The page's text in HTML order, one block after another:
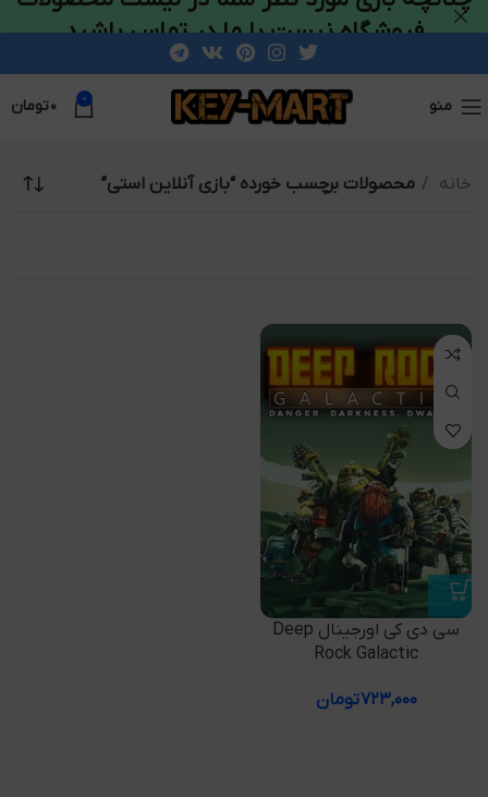
منو 0 ۰تومان
خانه محصولات برچسب خورده “بازی آنلاین استی”
سی دی کی اورجینال Deep
Rock Galactic
۷۲۳,۰۰۰تومان
فروشگاه نیست با ما در تماس باشید